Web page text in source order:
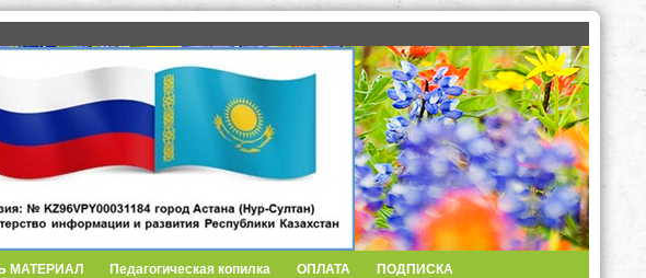
МАТЕРИАЛ Педагогическая копилка ОПЛАТА ПОДПИСКА